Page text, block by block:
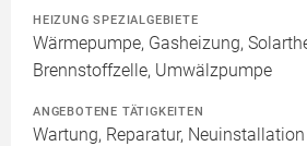
HEIZUNG SPEZIALGEBIETE
Wärmepumpe, Gasheizung,
Brennstoffzelle, Umwälzpumpe
ANGEBOTENE TÄTIGKEITEN
Wartung, Reparatur,